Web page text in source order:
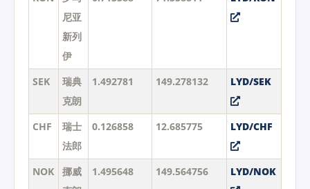
尼亚
新列
伊
SEK
瑞典
克朗
1.492781 149.278132 LYD/SEK
CHF
瑞士
法郎
0.126858 12.685775 LYD/CHF
NOK
挪威
1.495648 149.564756 LYD/NOK